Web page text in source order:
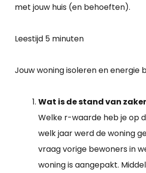
met jouw huis (en behoeften).
Leestijd 5 minuten
Jouw woning isoleren en energie
Wat is de stand van
Welke r-waarde heb je op
welk jaar werd de woning
vraag vorige bewoners in
woning is aangepakt.